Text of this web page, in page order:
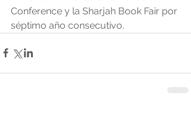
Conference y la Sharjah Book Fair por
séptimo año consecutivo.